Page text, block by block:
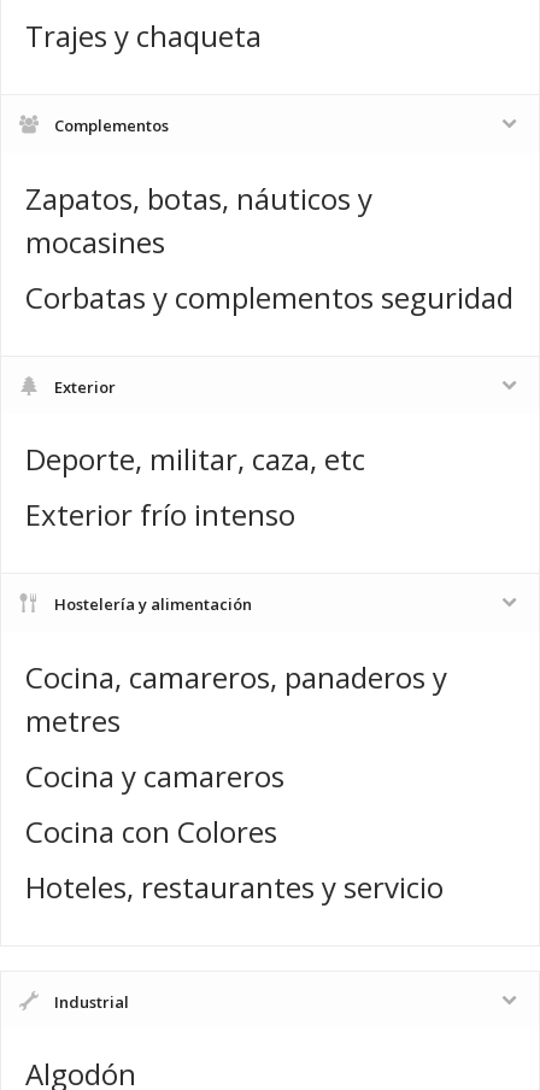
Trajes y chaqueta
Complementos
Zapatos, botas, náuticos y
mocasines
Corbatas y complementos seguridad
Exterior
Deporte, militar, caza, etc
Exterior frío intenso
Hostelería y alimentación
Cocina, camareros, panaderos y
metres
Cocina y camareros
Cocina con Colores
Hoteles, restaurantes y servicio
Industrial
Algodón